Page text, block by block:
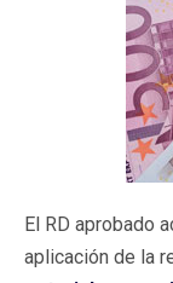
El RD aprobado
aplicación de la